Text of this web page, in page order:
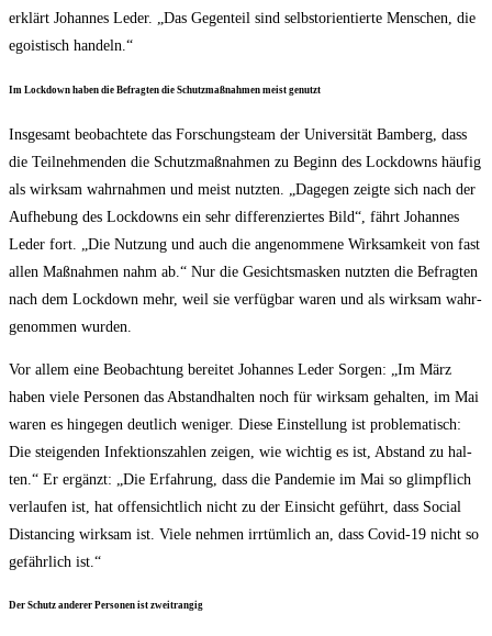
erklärt Johan­nes Leder. „Das Gegen­teil sind selbst­ori­en­tier­te Men­schen, die
ego­is­tisch handeln.“
Im Lock­down haben die Befrag­ten die Schutz­maß­nah­men meist genutzt
Ins­ge­samt beob­ach­te­te das For­schungs­team der Uni­ver­si­tät Bam­berg, dass
die Teil­neh­men­den die Schutz­maß­nah­men zu Beginn des Lock­downs häu­fig
als wirk­sam wahr­nah­men und meist nutz­ten. „Dage­gen zeig­te sich nach der
Auf­he­bung des Lock­downs ein sehr dif­fe­ren­zier­tes Bild“, fährt Johan­nes
Leder fort. „Die Nut­zung und auch die ange­nom­me­ne Wirk­sam­keit von fast
allen Maß­nah­men nahm ab.“ Nur die Gesichts­mas­ken nutz­ten die Befrag­ten
nach dem Lock­down mehr, weil sie ver­füg­bar waren und als wirk­sam wahr­
ge­nom­men wurden.
Vor allem eine Beob­ach­tung berei­tet Johan­nes Leder Sor­gen: „Im März
haben vie­le Per­so­nen das Abstand­hal­ten noch für wirk­sam gehal­ten, im Mai
waren es hin­ge­gen deut­lich weni­ger. Die­se Ein­stel­lung ist pro­ble­ma­tisch:
Die stei­gen­den Infek­ti­ons­zah­len zei­gen, wie wich­tig es ist, Abstand zu hal­
ten.“ Er ergänzt: „Die Erfah­rung, dass die Pan­de­mie im Mai so glimpf­lich
ver­lau­fen ist, hat offen­sicht­lich nicht zu der Ein­sicht geführt, dass Social
Distancing wirk­sam ist. Vie­le neh­men irr­tüm­lich an, dass Covid-19 nicht so
gefähr­lich ist.“
Der Schutz ande­rer Per­so­nen ist zweitrangig